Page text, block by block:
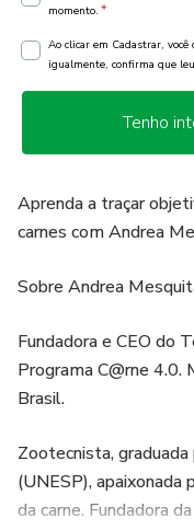
momento. *
Ao clicar em Cadastrar,
igualmente, confirma que
Tenho
Aprenda a traçar
carnes com Andrea
Sobre Andrea
Fundadora e CEO do
Programa C@rne
Brasil.
Zootecnista,
(UNESP), apaixonada
da carne. Fundadora